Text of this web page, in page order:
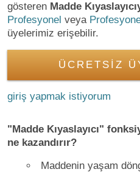
gösteren Madde
Profesyonel veya
üyelerimiz erişebilir.
ÜCRETSİZ
giriş yapmak istiyorum
"Madde Kıyaslayıcı"
ne kazandırır?
Maddenin yaşam